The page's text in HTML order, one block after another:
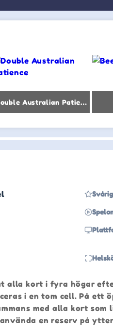
Double Australian Patience
alla kort i fyra högar
i en tom cell. På ett
med alla kort
en reserv på